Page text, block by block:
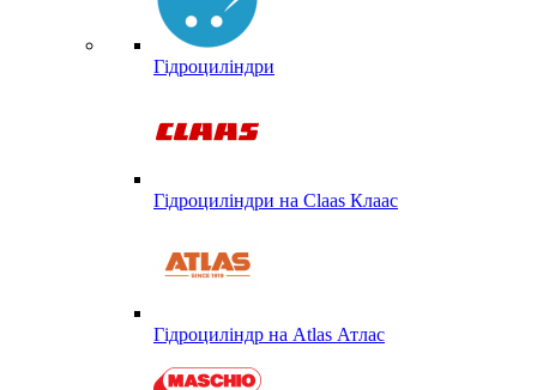
Гідроциліндри
Гідроциліндри на Claas Клаас
Гідроциліндр на Atlas Атлас